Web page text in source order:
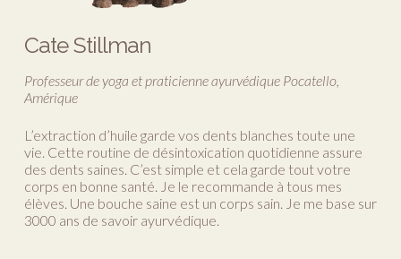
Cate Stillman
Professeur de yoga et praticienne ayurvédique Pocatello,
Amérique
L’extraction d’huile garde vos dents blanches toute une
vie. Cette routine de désintoxication quotidienne assure
des dents saines. C’est simple et cela garde tout votre
corps en bonne santé. Je le recommande à tous mes
élèves. Une bouche saine est un corps sain. Je me base sur
3000 ans de savoir ayurvédique.